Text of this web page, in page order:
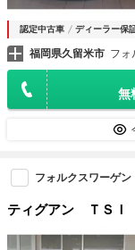
認定中古車 ディーラー保
福岡県久留米市 フ
無
フォルクスワーゲン
ティグアン ＴＳＩ